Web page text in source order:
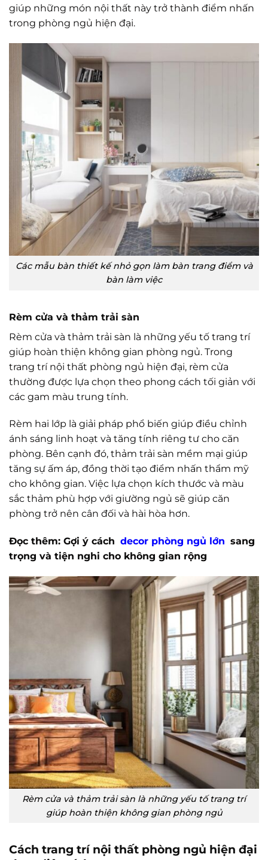
giúp những món nội thất này trở thành điểm nhấn
trong phòng ngủ hiện đại.
Các mẫu bàn thiết kế nhỏ gọn làm bàn trang điểm và
bàn làm việc
Rèm cửa và thảm trải sàn
Rèm cửa và thảm trải sàn là những yếu tố trang trí
giúp hoàn thiện không gian phòng ngủ. Trong
trang trí nội thất phòng ngủ hiện đại, rèm cửa
thường được lựa chọn theo phong cách tối giản với
các gam màu trung tính.
Rèm hai lớp là giải pháp phổ biến giúp điều chỉnh
ánh sáng linh hoạt và tăng tính riêng tư cho căn
phòng. Bên cạnh đó, thảm trải sàn mềm mại giúp
tăng sự ấm áp, đồng thời tạo điểm nhấn thẩm mỹ
cho không gian. Việc lựa chọn kích thước và màu
sắc thảm phù hợp với giường ngủ sẽ giúp căn
phòng trở nên cân đối và hài hòa hơn.
Đọc thêm: Gợi ý cách decor phòng ngủ lớn sang
trọng và tiện nghi cho không gian rộng
Rèm cửa và thảm trải sàn là những yếu tố trang trí
giúp hoàn thiện không gian phòng ngủ
Cách trang trí nội thất phòng ngủ hiện đại